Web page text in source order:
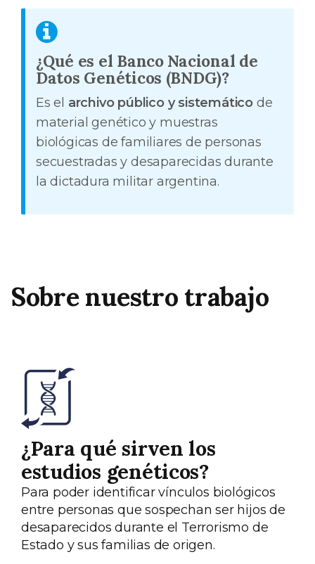
¿Qué es el Banco Nacional de
Datos Genéticos (BNDG)?
Es el archivo público y sistemático de
material genético y muestras
biológicas de familiares de personas
secuestradas y desaparecidas durante
la dictadura militar argentina.
Sobre nuestro trabajo
¿Para qué sirven los
estudios genéticos?
Para poder identificar vínculos biológicos
entre personas que sospechan ser hijos de
desaparecidos durante el Terrorismo de
Estado y sus familias de origen.